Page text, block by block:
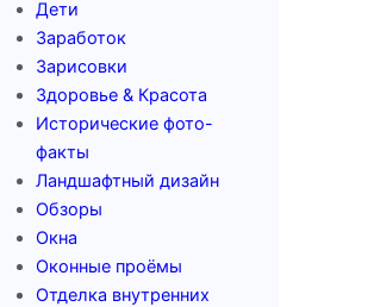
Дети
Заработок
Зарисовки
Здоровье & Красота
Исторические фото-
факты
Ландшафтный дизайн
Обзоры
Окна
Оконные проёмы
Отделка внутренних